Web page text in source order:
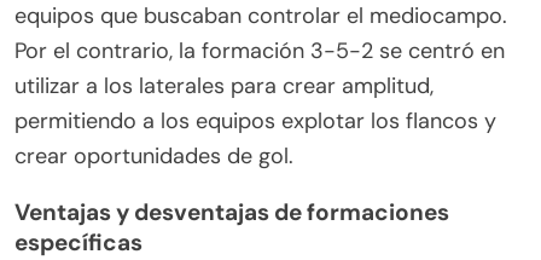
equipos que buscaban controlar el mediocampo.
Por el contrario, la formación 3-5-2 se centró en
utilizar a los laterales para crear amplitud,
permitiendo a los equipos explotar los flancos y
crear oportunidades de gol.
Ventajas y desventajas de formaciones
específicas